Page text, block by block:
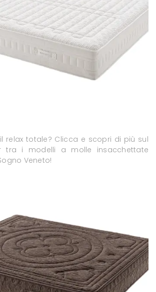
relax totale? Clicca e scopri di più sul
tra i modelli a molle insacchettate
Veneto!